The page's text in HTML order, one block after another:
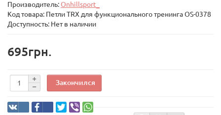
Производитель: Onhillsport_
Код товара: Петли TRX для функционального тренинга OS-0378
Доступность: Нет в наличии
695грн.
Закончился